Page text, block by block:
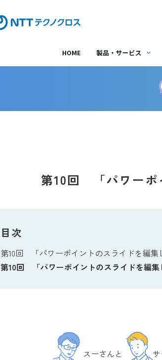
HOME 製品・サービス
第10回 「パワーポ
目次
第10回 「パワーポイントのスライドを編
第10回 「パワーポイントのスライドを編
スーさんと